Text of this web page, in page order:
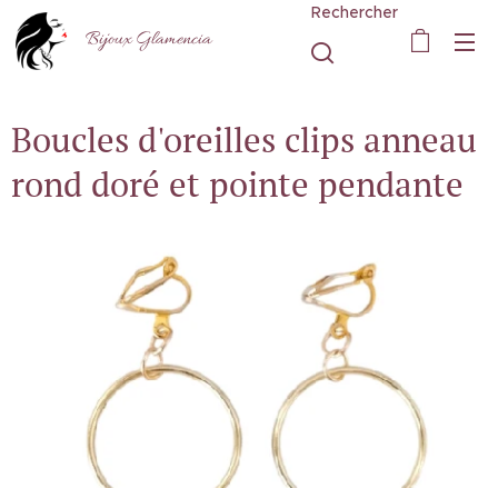
Bijoux Glamencia
Rechercher
Boucles d'oreilles clips anneau
rond doré et pointe pendante